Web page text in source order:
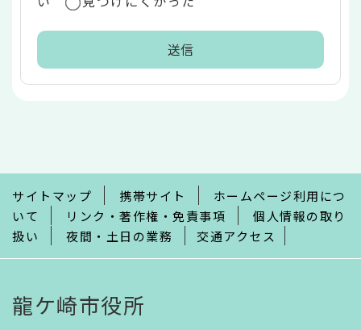
で
サイトマップ 携帯サイト
ホームページ利用につ
いて
リンク・著作権・免責事項
個人情報の取り
扱い
夜間・土日の業務 交通アクセス
龍ケ崎市役所